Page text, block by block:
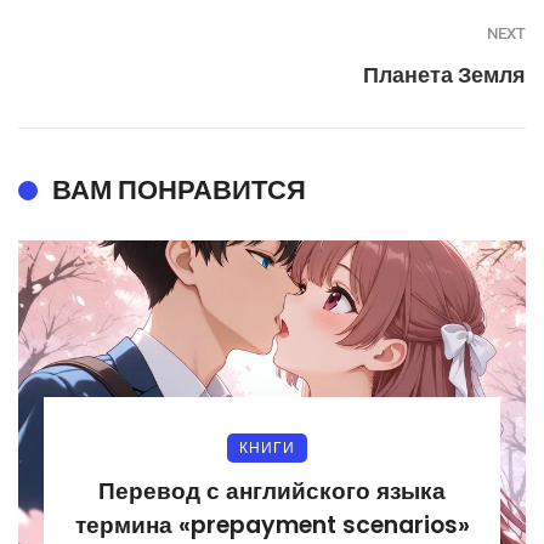
NEXT
Планета Земля
ВАМ ПОНРАВИТСЯ
КНИГИ
Перевод с английского языка
термина «prepayment scenarios»